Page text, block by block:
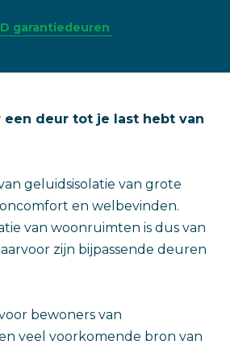
garantiedeuren
een deur tot je last hebt van
geluidsisolatie van grote
en welbevinden.
van woonruimten is dus van
zijn bijpassende deuren
bewoners van
veel voorkomende bron van